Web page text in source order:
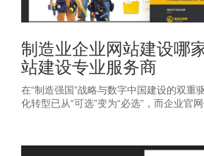
制造业企业网站建设哪
站建设专业服务商
在“制造强国”战略与数字中国建设的双重
化转型已从“可选”变为“必选”，而企业官